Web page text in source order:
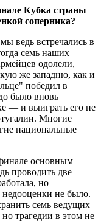
Кубка страны
соперника?
ведь встречались в
семь наших
одолели,
же западню, как и
победил в
было вновь
— и выиграть его не
Многие
национальные
основным
проводить две
но
недооценки не было.
семь ведущих
трагедии в этом не